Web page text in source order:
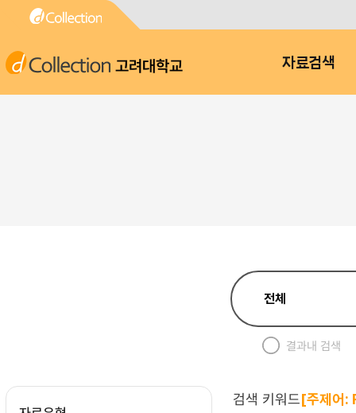
고려대학교 자료검색
결과내 검색
검색 키워드[주제어